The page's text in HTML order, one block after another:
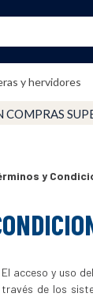
y hervidores
3 MSI
y
El acceso y uso
través de los